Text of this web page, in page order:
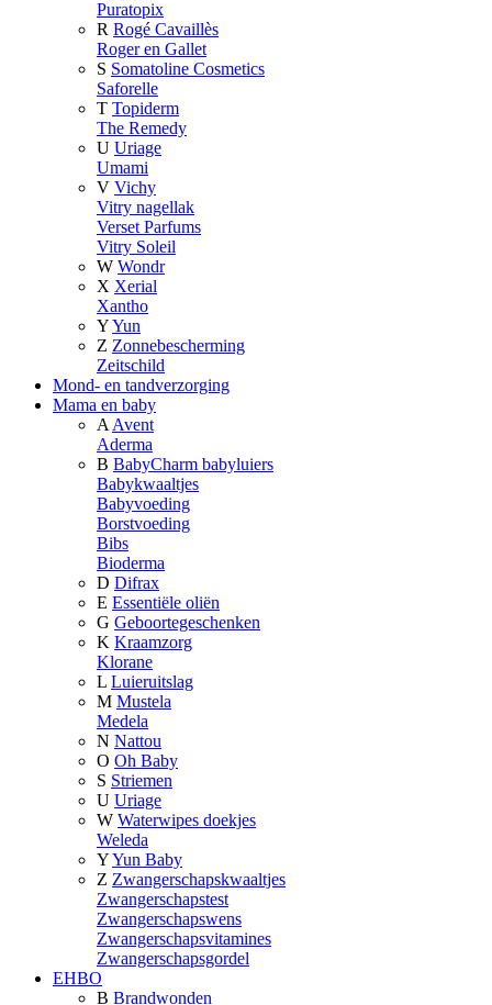
Puratopix
R Rogé Cavaillès
Roger en Gallet
S Somatoline Cosmetics
Saforelle
T Topiderm
The Remedy
U Uriage
Umami
V Vichy
Vitry nagellak
Verset Parfums
Vitry Soleil
W Wondr
X Xerial
Xantho
YYun
Z Zonnebescherming
Zeitschild
Mond- en tandverzorging
Mama en baby
A Avent
Aderma
B BabyCharm babyluiers
Babykwaaltjes
Babyvoeding
Borstvoeding
Bibs
Bioderma
D Difrax
E Essentiële oliën
G Geboortegeschenken
K Kraamzorg
Klorane
L Luieruitslag
M Mustela
Medela
N Nattou
O Oh Baby
S Striemen
U Uriage
W Waterwipes doekjes
Weleda
YYun Baby
Z Zwangerschapskwaaltjes
Zwangerschapstest
Zwangerschapswens
Zwangerschapsvitamines
Zwangerschapsgordel
EHBO
B Brandwonden